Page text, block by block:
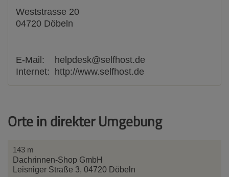
Weststrasse 20
04720 Döbeln
E-Mail:
helpdesk@selfhost.de
Internet:
http://www.selfhost.de
Orte in direkter Umgebung
143 m
Dachrinnen-Shop GmbH
Leisniger Straße 3, 04720 Döbeln